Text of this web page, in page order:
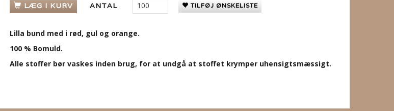
LÆG I KURV ANTAL TILFØJ ØNSKELISTE
Lilla bund med i rød, gul og orange.
100 % Bomuld.
Alle stoffer bør vaskes inden brug, for at undgå at stoffet krymper uhensigtsmæssigt.